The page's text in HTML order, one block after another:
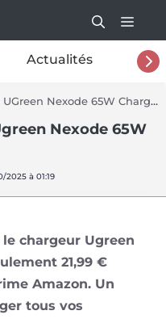
Actualités
UGreen Nexode 65W Charger
Nexode 65W
2025 à 01:19
chargeur Ugreen
21,99 €
Amazon. Un
tous vos